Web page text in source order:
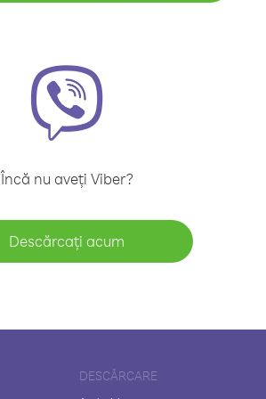
Încă nu aveți Viber?
Descărcați acum
DESCĂRCARE